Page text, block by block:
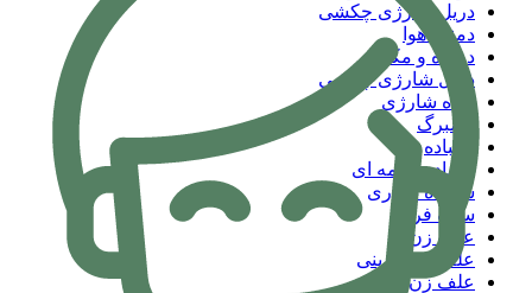
دریل شارژی چکشی
دمنده هوا
دمنده و مکنده
ذریل شارژی چکشی
رنده شارژی
زیمبرگ
سنباده
سنباده تسمه ای
سنباده دیواری
سنگ فرز
علف زن
علف زن بنزینی
علف زن شارژی